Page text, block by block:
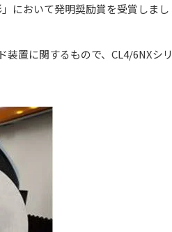
において発明奨励賞を受賞しまし
置に関するもので、CL4/6NXシリ